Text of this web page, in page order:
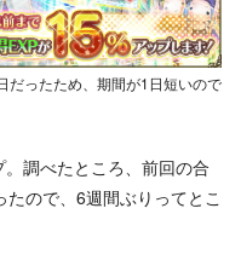
だったため、期間が1日短いので
調べたところ、前回の合
ので、6週間ぶりってとこ